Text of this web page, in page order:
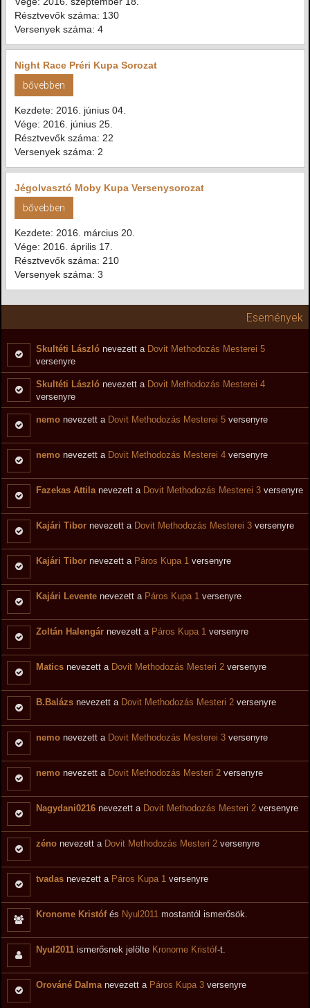
Résztvevők száma: 130
Versenyek száma: 4
Night Race Préri Kupa Sorozat
bővebben
Kezdete: 2016. június 04.
Vége: 2016. június 25.
Résztvevők száma: 22
Versenyek száma: 2
Jégolvasztó Moby Kupa Versenysorozat
bővebben
Kezdete: 2016. március 20.
Vége: 2016. április 17.
Résztvevők száma: 210
Versenyek száma: 3
Események
Skultéti László nevezett a Dovit Methodozás Mesterei 5
versenyre
Skultéti László nevezett a Dovit Methodozás Mesterei 4
versenyre
nemo nevezett a Dovit Methodozás Mesterei 5 versenyre
nemo nevezett a Dovit Methodozás Mesterei 4 versenyre
Fazekas Attilanevezett a Dovit Methodozás Mesterei 3 versenyre
Kajári Tibor nevezett a Dovit Methodozás Mesterei 3 versenyre
Kajári Tibor nevezett a Páros Kupa 1 versenyre
Kajári Levente nevezett a Páros Kupa 1 versenyre
Zoltán Halengár nevezett a Páros Kupa 1 versenyre
Matics nevezett a Dovit Methodozás Mesteri 2 versenyre
B.Balázs nevezett a Dovit Methodozás Mesteri 2 versenyre
nemo nevezett a Dovit Methodozás Mesterei 3 versenyre
nemo nevezett a Dovit Methodozás Mesteri 2 versenyre
Nagydani0216 nevezett a Dovit Methodozás Mesteri 2 versenyre
zéno nevezett a Dovit Methodozás Mesteri 2 versenyre
tvadas nevezett a Páros Kupa 1 versenyre
Kronome Kristófés Nyul2011 mostantól ismerősök.
Nyul2011 ismerősnek jelölte Kronome Kristóf-t.
Orováné Dalma nevezett a Páros Kupa 3 versenyre